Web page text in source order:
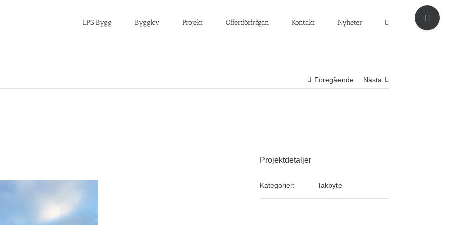
LPS Bygg Bygglov Projekt Offertförfrågan Kontakt Nyheter
Föregående Nästa
Projektdetaljer
Kategorier: Takbyte
Byt
glidfält